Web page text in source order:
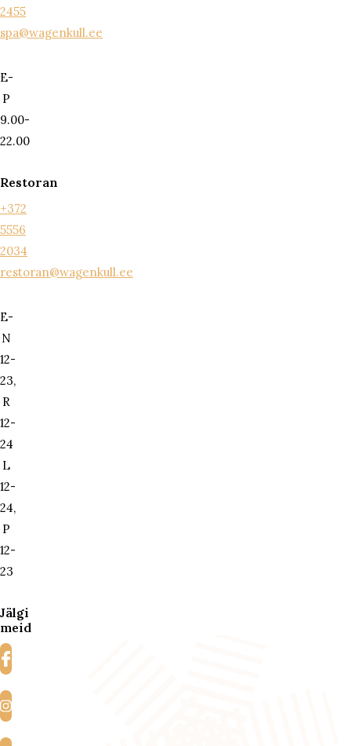
2455
spa@wagenkull.ee
E-
P
9.00-
22.00
Restoran
+372
5556
2034
restoran@wagenkull.ee
E-
N
12-
23,
R
12-
24
L
12-
24,
P
12-
23
Jälgi
meid